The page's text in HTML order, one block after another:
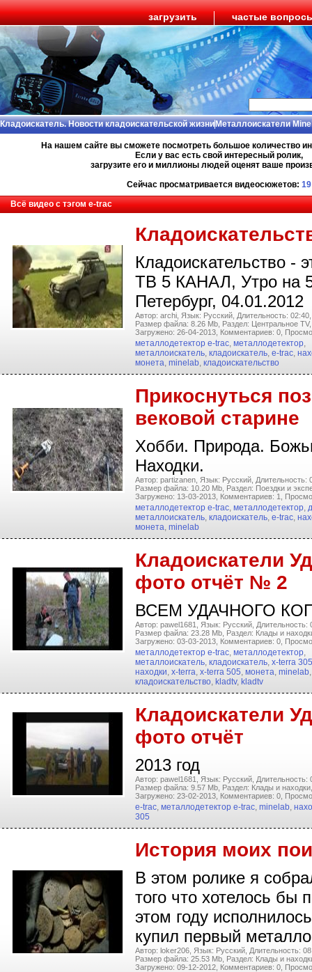
загрузить частые
Кладоискатель. Новости кладоискательской жизниМеталлоискатели
На нашем сайте вы сможете посмотреть большое количество
Если у вас есть свой интересный ролик,
загрузите его и миллионы людей оценят ваше
Сейчас просматривается видеосюжетов: 19
Всё видео с тэгом e-trac
Кладоискательство -
ТВ 5 КАНАЛ, Утро на
Петербург, 04.01.2012
Автор: archi, Язык: Русский, Длительность: 02:40,
Размер файла: 8.26 Mb, Раздел: Центральное TV,
Загружено: 26-04-2013, Комментариев: 0,
металлодетектор e-trac, металлодетектор,
металлоискатель, кладоискатель, e-trac,
монета, minelab, кладоискательство
Прикоснуться
вековой старине
Хобби. Природа.
Находки.
Автор: partizanen, Язык: Русский, Длительность:
Размер файла: 10.20 Mb, Раздел: Поездки и
Загружено: 13-03-2013, Комментариев: 1,
металлодетектор e-trac, металлодетектор,
металлоискатель, кладоискатель, e-trac,
монета, minelab
Кладоискатели
фото отчёт № 2
ВСЕМ УДАЧНОГО
Автор: pawel1681, Язык: Русский, Длительность:
Размер файла: 23.28 Mb, Раздел: Клады и
Загружено: 03-03-2013, Комментариев: 0,
металлодетектор e-trac, металлодетектор,
металлоискатель, кладоискатель, x-terra 305
находки, x-terra, x-terra 505, монета, minelab,
кладоискательство, kladtv, kladtv
Кладоискатели
фото отчёт
2013 год
Автор: pawel1681, Язык: Русский, Длительность:
Размер файла: 9.57 Mb, Раздел: Клады и находки,
Загружено: 23-02-2013, Комментариев: 0,
e-trac, металлодетектор e-trac, minelab,
305
История моих
В этом ролике я
того что хотелось бы
этом году
купил первый
Автор: loker206, Язык: Русский, Длительность:
Размер файла: 25.53 Mb, Раздел: Клады и
Загружено: 09-12-2012, Комментариев: 0,